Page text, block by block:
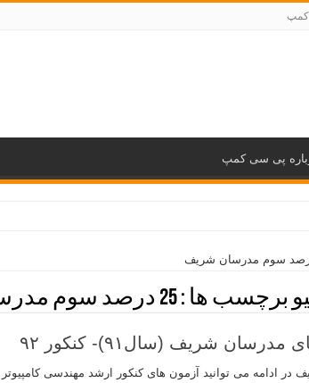
کمپ
پی سی کمپ
برچسب ها :25 درصد سوم مدرسان شریف
مدرسان شریف (سال۹۱)- کنکور ۹۲